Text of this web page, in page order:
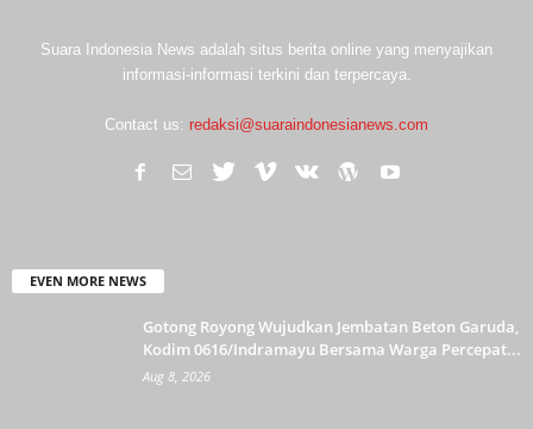
Suara Indonesia News adalah situs berita online yang menyajikan
informasi-informasi terkini dan terpercaya.
Contact us: redaksi@suaraindonesianews.com
EVEN MORE NEWS
Gotong Royong Wujudkan Jembatan Beton Garuda,
Kodim 0616/Indramayu Bersama Warga Percepat...
Aug 8, 2026